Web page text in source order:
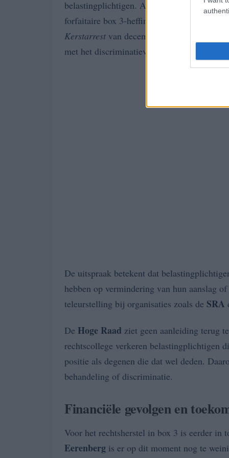
belastingplichtigen. Alleen
forfaitaire box 3-heffing kunnen aanspraak
Kerstarrest van december 2026, waarin de
met het discriminatieverbod en het
De uitspraak betekent dat
hebben op vermindering van hun aanslag
teleurstelling bij organisaties zoals de SRA
De Hoge Raad ziet geen aanleiding terug
rechtscollege verkeren belastingplichtigen
positie als degenen die dat wel deden.
behandeling of discriminatie.
Financiële gevolgen en
Voor het rechtsherstel in box 3 is eerder in
Eerenberg is er op dit moment nog te